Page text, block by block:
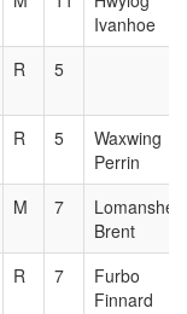
Ivanhoe
R 5
R 5
Waxwing
Perrin
M 7
Brent
R 7
Furbo
Finnard